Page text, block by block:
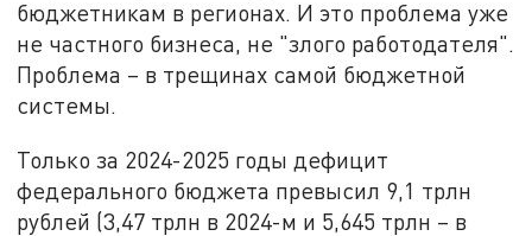
бюджетникам в регионах. И это проблема уже
не частного бизнеса, не "злого работодателя".
Проблема – в трещинах самой бюджетной
системы.
Только за 2024-2025 годы дефицит
федерального бюджета превысил 9,1 трлн
рублей (3,47 трлн в 2024-м и 5,645 трлн – в